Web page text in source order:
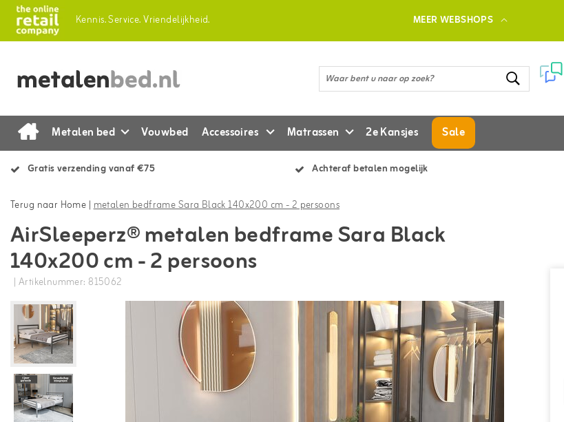
Kennis.Service.Vriendelijkheid. MEER WEBSHOPS
Metalen bed Vouwbed Accessoires Matrassen 2e Kansjes Sale
Gratis verzending vanaf €75 Achteraf betalen mogelijk
Terug naar Home |metalen bedframe Sara Black 140x200 cm - 2 persoons
AirSleeperz® metalen bedframe Sara Black
140x200 cm - 2 persoons
| Artikelnummer: 815062